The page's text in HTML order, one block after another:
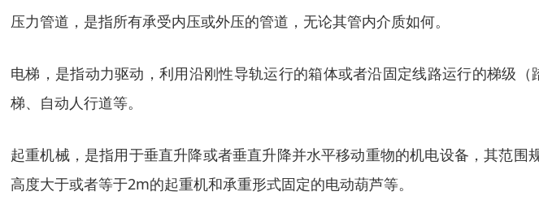
压力管道，是指所有承受内压或外压的管道，无论其管内介质如何。
电梯，是指动力驱动，利用沿刚性导轨运行的箱体或者沿固定线路运行的梯级
梯、自动人行道等。
起重机械，是指用于垂直升降或者垂直升降并水平移动重物的机电设备，其范
高度大于或者等于2m的起重机和承重形式固定的电动葫芦等。